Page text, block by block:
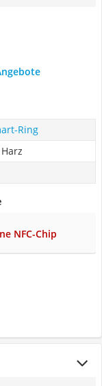
Ring
NFC-Chip